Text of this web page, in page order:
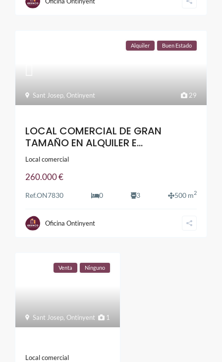
29
Sant Josep,Ontinyent
Alquiler Buen Estado
LOCAL COMERCIAL DE GRAN
TAMAÑO EN ALQUILER E...
Local comercial
260.000 €
Ref.ON7830 0 3 500 m2
Oficina Ontinyent
1
Sant Josep,Ontinyent
Venta Ninguno
Local comercial